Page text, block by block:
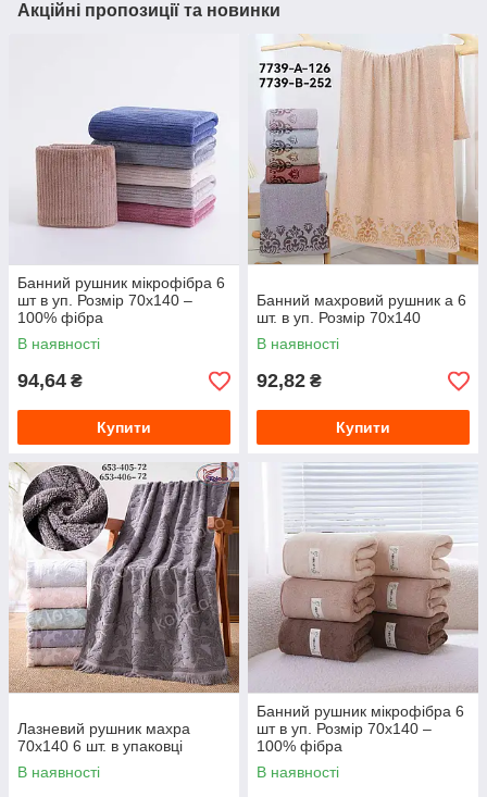
Акційні пропозиції та новинки
Банний рушник мікрофібра 6
шт в уп. Розмір 70х140 –
100% фібра
В наявності
94,64 ₴
Купити
Банний махровий рушник а 6
шт. в уп. Розмір 70х140
В наявності
92,82 ₴
Купити
Лазневий рушник махра
70х140 6 шт. в упаковці
В наявності
Банний рушник мікрофібра 6
шт в уп. Розмір 70х140 –
100% фібра
В наявності